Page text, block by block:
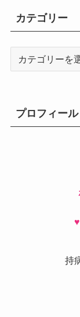
カテゴリー
ープロフィール
♥
持